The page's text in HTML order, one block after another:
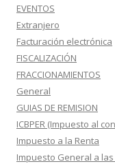
EVENTOS
Extranjero
Facturación electrónica
FISCALIZACIÓN
FRACCIONAMIENTOS
General
GUIAS DE REMISION
ICBPER (Impuesto al
Impuesto a la Renta
Impuesto General a